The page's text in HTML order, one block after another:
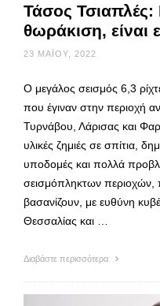
Τάσος Τσιαπλές:
θωράκιση, είναι
23 ΜΑΪ́ΟΥ, 2022
Ο μεγάλος σεισμός 6,3
που έγιναν στην περιοχή
Τυρνάβου, Λάρισας και
υλικές ζημιές σε σπίτια,
υποδομές και πολλά
σεισμόπληκτων περιοχών,
βασανίζουν, με ευθύνη
Θεσσαλίας και …
Διαβάστε περισσότερα